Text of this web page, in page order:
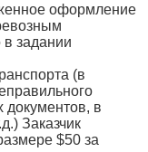
оформление
задании
(в
в
Заказчик
$50 за